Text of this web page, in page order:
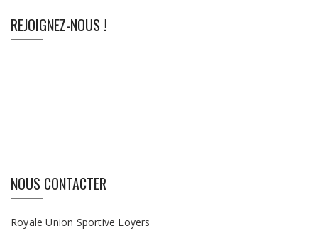
REJOIGNEZ-NOUS !
NOUS CONTACTER
Royale Union Sportive Loyers